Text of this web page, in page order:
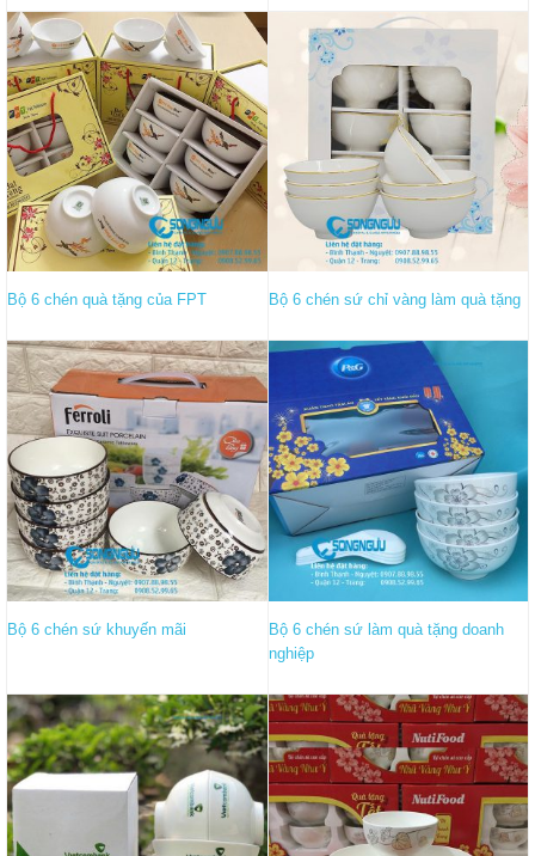
Bộ 6 chén quà tặng của FPT Bộ 6 chén sứ chỉ vàng làm quà tặng
Bộ 6 chén sứ khuyến mãi
Bộ 6 chén sứ làm quà tặng doanh
nghiệp